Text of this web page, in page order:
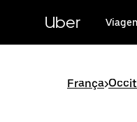
conteúdo
Uber
França>